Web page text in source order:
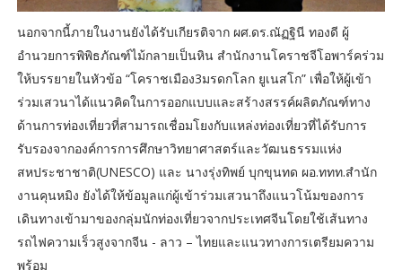
นอกจากนี้ภายในงานยังได้รับเกียรติจาก ผศ.ดร.ณัฏฐินี ทองดี ผู้
อำนวยการพิพิธภัณฑ์ไม้กลายเป็นหิน สำนักงานโคราชจีโอพาร์คร่วม
ให้บรรยายในหัวข้อ “โคราชเมือง3มรดกโลก ยูเนสโก” เพื่อให้ผู้เข้า
ร่วมเสวนาได้แนวคิดในการออกแบบและสร้างสรรค์ผลิตภัณฑ์ทาง
ด้านการท่องเที่ยวที่สามารถเชื่อมโยงกับแหล่งท่องเที่ยวที่ได้รับการ
รับรองจากองค์การการศึกษาวิทยาศาสตร์และวัฒนธรรมแห่ง
สหประชาชาติ(UNESCO) และ นางรุ่งทิพย์ บุกขุนทด ผอ.ททท.สำนัก
งานคุนหมิง ยังได้ให้ข้อมูลแก่ผู้เข้าร่วมเสวนาถึงแนวโน้มของการ
เดินทางเข้ามาของกลุ่มนักท่องเที่ยวจากประเทศจีนโดยใช้เส้นทาง
รถไฟความเร็วสูงจากจีน - ลาว – ไทยและแนวทางการเตรียมความ
พร้อม